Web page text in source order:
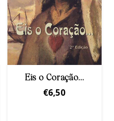
Eis o Coração…
€6,50